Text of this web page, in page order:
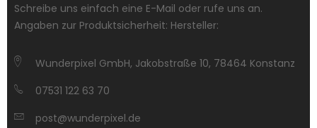
Schreibe uns einfach eine E-Mail oder rufe uns an.
Angaben zur Produktsicherheit: Hersteller:
Wunderpixel GmbH, Jakobstraße 10, 78464 Konstanz
07531 122 63 70
post@wunderpixel.de